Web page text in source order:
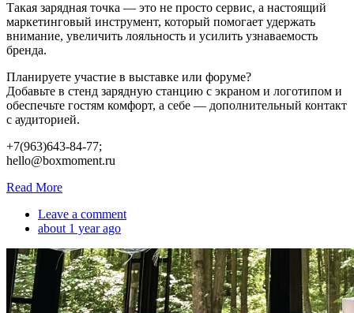
Такая зарядная точка — это не просто сервис, а настоящий
маркетинговый инструмент, который помогает удержать
внимание, увеличить лояльность и усилить узнаваемость
бренда.
Планируете участие в выставке или форуме?
Добавьте в стенд зарядную станцию с экраном и логотипом и
обеспечьте гостям комфорт, а себе — дополнительный контакт
с аудиторией.
+7(963)643-84-77;
hello@boxmoment.ru
Read More
Leave a comment
about 1 year ago